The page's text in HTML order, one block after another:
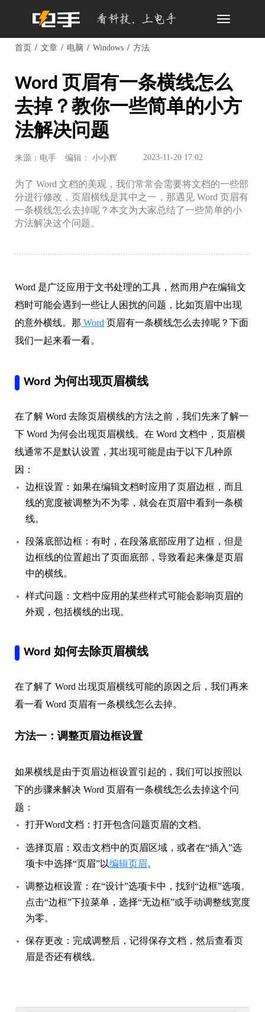
Toggle
首页 文章 电脑 Windows 方法
Word 页眉有一条横线怎么
去掉？教你一些简单的小方
法解决问题
来源：电手 编辑： 小小辉 2023-11-20 17:02
为了 Word 文档的美观，我们常常会需要将文档的一些部
分进行修改，页眉横线是其中之一，那遇见 Word 页眉有
一条横线怎么去掉呢？本文为大家总结了一些简单的小
方法解决这个问题。
Word 是广泛应用于文书处理的工具，然而用户在编辑文
档时可能会遇到一些让人困扰的问题，比如页眉中出现
的意外横线。那 Word 页眉有一条横线怎么去掉呢？下面
我们一起来看一看。
Word 为何出现页眉横线
在了解 Word 去除页眉横线的方法之前，我们先来了解一
下 Word 为何会出现页眉横线。在 Word 文档中，页眉横
线通常不是默认设置，其出现可能是由于以下几种原
因：
边框设置：如果在编辑文档时应用了页眉边框，而且
线的宽度被调整为不为零，就会在页眉中看到一条横
线。
段落底部边框：有时，在段落底部应用了边框，但是
边框线的位置超出了页面底部，导致看起来像是页眉
中的横线。
样式问题：文档中应用的某些样式可能会影响页眉的
外观，包括横线的出现。
Word 如何去除页眉横线
在了解了 Word 出现页眉横线可能的原因之后，我们再来
看一看 Word 页眉有一条横线怎么去掉。
方法一：调整页眉边框设置
如果横线是由于页眉边框设置引起的，我们可以按照以
下的步骤来解决 Word 页眉有一条横线怎么去掉这个问
题：
打开Word文档：打开包含问题页眉的文档。
选择页眉：双击文档中的页眉区域，或者在“插入”选
项卡中选择“页眉”以编辑页眉。
调整边框设置：在“设计”选项卡中，找到“边框”选项。
点击“边框”下拉菜单，选择“无边框”或手动调整线宽度
为零。
保存更改：完成调整后，记得保存文档，然后查看页
眉是否还有横线。